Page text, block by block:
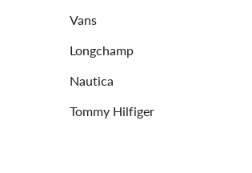
Vans
Longchamp
Nautica
Tommy Hilfiger